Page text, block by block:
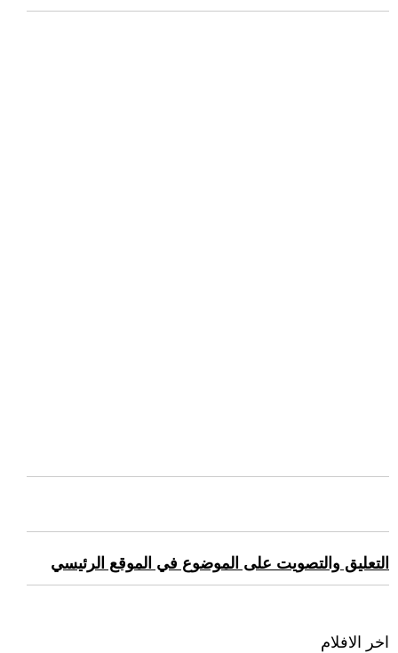
التعليق والتصويت على الموضوع في الموقع الرئيسي
اخر الافلام